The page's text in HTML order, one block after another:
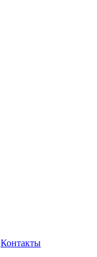
Контакты